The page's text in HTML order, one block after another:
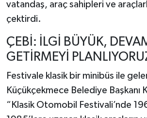
vatandaş, araç sahipleri ve
çektirdi.
ÇEBİ: İLGİ BÜYÜK,
GETİRMEYİ
Festivale klasik bir minibüs ile
Küçükçekmece Belediye Başkanı
“Klasik Otomobil Festivali’nde